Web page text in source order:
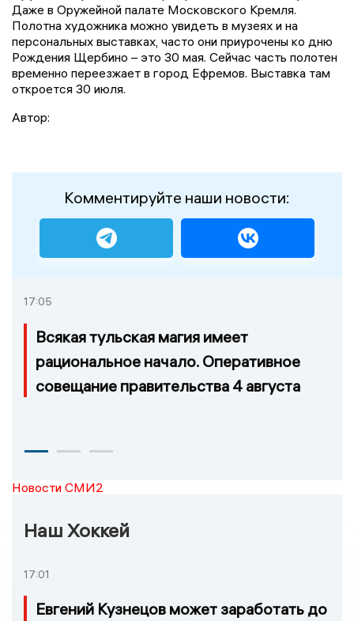
Даже в Оружейной палате Московского Кремля.
Полотна художника можно увидеть в музеях и на
персональных выставках, часто они приурочены ко дню
Рождения Щербино – это 30 мая. Сейчас часть полотен
временно переезжает в город Ефремов. Выставка там
откроется 30 июля.
Автор:
Комментируйте наши новости:
17:05
Всякая тульская магия имеет
рациональное начало. Оперативное
совещание правительства 4 августа
Новости СМИ2
Наш Хоккей
17:01
Евгений Кузнецов может заработать до